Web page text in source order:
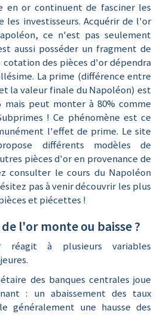
en or continuent de fasciner les
les investisseurs. Acquérir de l'or
ce n'est pas seulement
aussi posséder un fragment de
cotation des pièces d'or dépendra
La prime (différence entre
la valeur finale du Napoléon) est
mais peut monter à 80% comme
! Ce phénomène est ce
l'effet de prime. Le site
différents modèles de
pièces d'or en provenance de
consulter le cours du Napoléon
pas à venir découvrir les plus
et piécettes !
l'or monte ou baisse ?
à plusieurs variables
des banques centrales joue
: un abaissement des taux
généralement une hausse des